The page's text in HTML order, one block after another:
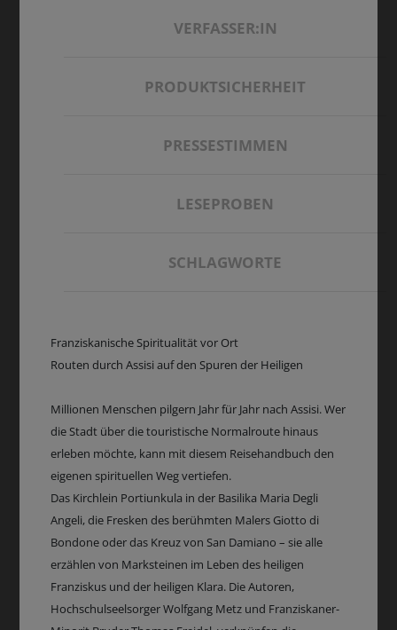
VERFASSER:IN
PRODUKTSICHERHEIT
PRESSESTIMMEN
LESEPROBEN
SCHLAGWORTE
Franziskanische Spiritualität vor Ort
Routen durch Assisi auf den Spuren der Heiligen
Millionen Menschen pilgern Jahr für Jahr nach Assisi. Wer
die Stadt über die touristische Normalroute hinaus
erleben möchte, kann mit diesem Reisehandbuch den
eigenen spirituellen Weg vertiefen.
Das Kirchlein Portiunkula in der Basilika Maria Degli
Angeli, die Fresken des berühmten Malers Giotto di
Bondone oder das Kreuz von San Damiano – sie alle
erzählen von Marksteinen im Leben des heiligen
Franziskus und der heiligen Klara. Die Autoren,
Hochschulseelsorger Wolfgang Metz und Franziskaner-